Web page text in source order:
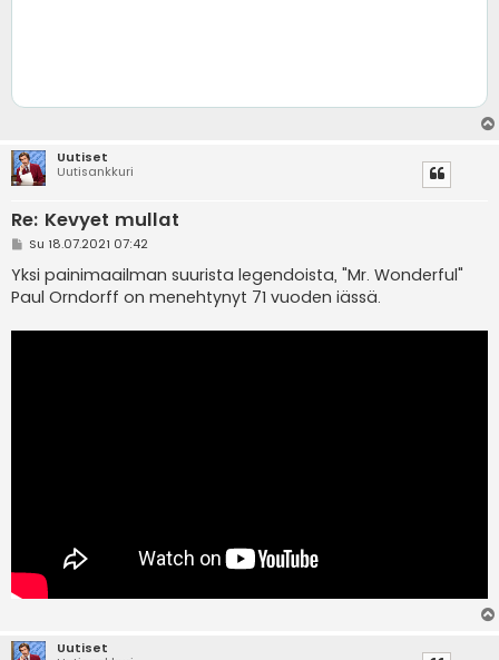
Uutiset
Uutisankkuri
Re: Kevyet mullat
V
e
s
t
Su 18.07.2021 07:42
Yksi painimaailman suurista legendoista, "Mr. Wonderful"
Paul Orndorff on menehtynyt 71 vuoden iässä.
Uutiset